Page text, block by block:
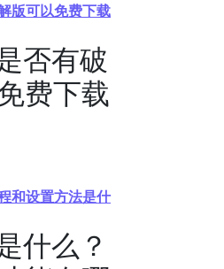
版可以免费下载
否有破
费下载
和设置方法是什
什么？